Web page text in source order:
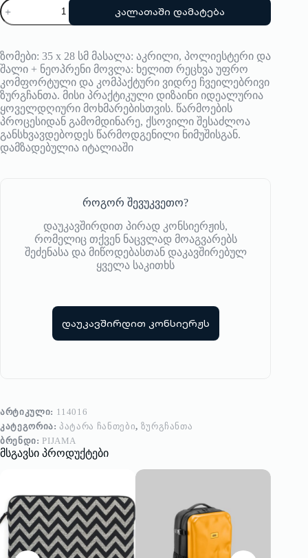
რაოდენობა:
ზურგჩანთა
Pijama
კალათაში დამატება
ზომები: 35 x 28 სმ მასალა: აკრილი, პოლიესტერი და
შალი + ნეოპრენი მოვლა: ხელით რეცხვა უფრო
კომფორტული და კომპაქტური ვიდრე ჩვეილებრივი
ზურგჩანთა. მისი პრაქტიკული დიზაინი იდეალურია
ყოველდღიური მოხმარებისთვის. წარმოების
პროცესიდან გამომდინარე, ქსოვილი შესაძლოა
განსხვავდებოდეს წარმოდგენილი ნიმუშისგან.
დამზადებულია იტალიაში
როგორ შევუკვეთო?
დაუკავშირდით პირად კონსიერჟის,
რომელიც თქვენ ნაცვლად მოაგვარებს
შეძენასა და მიწოდებასთან დაკავშირებულ
ყველა საკითხს
დაუკავშირდით კონსიერჟს
ᲐᲠᲢᲘᲙᲣᲚᲘ: 114016
ᲙᲐᲢᲔᲒᲝᲠᲘᲐ:ᲞᲐᲢᲐᲠᲐ ᲩᲐᲜᲗᲔᲑᲘ, ᲖᲣᲠᲒᲩᲐᲜᲗᲐ
ᲑᲠᲔᲜᲓᲘ: PIJAMA
მსგავსი პროდუქტები